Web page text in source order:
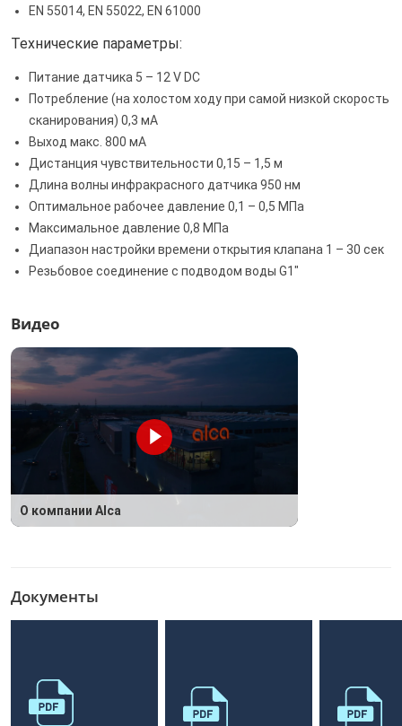
EN 55014, EN 55022, EN 61000
Технические параметры:
Питание датчика 5 – 12 V DC
Потребление (на холостом ходу при самой низкой скорость
сканирования) 0,3 мА
Выход макс. 800 мА
Дистанция чувствительности 0,15 – 1,5 м
Длина волны инфракрасного датчика 950 нм
Оптимальное рабочее давление 0,1 – 0,5 МПа
Максимальное давление 0,8 МПа
Диапазон настройки времени открытия клапана 1 – 30 сек
Резьбовое соединение с подводом воды G1"
Видео
О компании Alca
Документы